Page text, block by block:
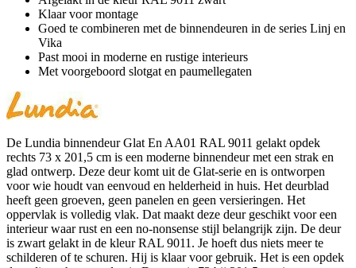
Klaar voor montage
Goed te combineren met de binnendeuren in de series Linj en
Vika
Past mooi in moderne en rustige interieurs
Met voorgeboord slotgat en paumellegaten
De Lundia binnendeur Glat En AA01 RAL 9011 gelakt opdek
rechts 73 x 201,5 cm is een moderne binnendeur met een strak en
glad ontwerp. Deze deur komt uit de Glat-serie en is ontworpen
voor wie houdt van eenvoud en helderheid in huis. Het deurblad
heeft geen groeven, geen panelen en geen versieringen. Het
oppervlak is volledig vlak. Dat maakt deze deur geschikt voor een
interieur waar rust en een no-nonsense stijl belangrijk zijn. De deur
is zwart gelakt in de kleur RAL 9011. Je hoeft dus niets meer te
schilderen of te schuren. Hij is klaar voor gebruik. Het is een opdek